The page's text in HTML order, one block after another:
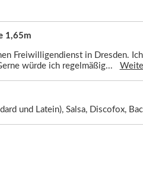
1,65m
Freiwilligendienst in Dresden.
würde ich regelmäßig...
und Latein), Salsa, Discofox,